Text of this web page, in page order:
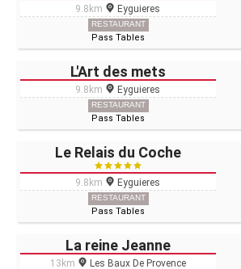
9.8km Eyguieres
RESTAURANT
Pass Tables
L'Art des mets
9.8km Eyguieres
RESTAURANT
Pass Tables
Le Relais du Coche
9.8km Eyguieres
RESTAURANT
Pass Tables
La reine Jeanne
13km Les Baux De Provence